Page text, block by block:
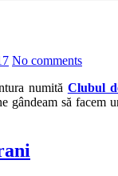
No comments
numită Clubul
gândeam să facem